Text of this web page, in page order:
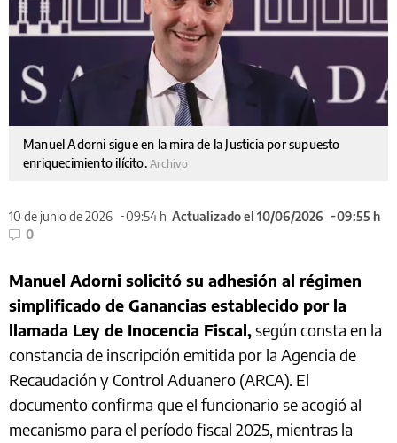
Manuel Adorni sigue en la mira de la Justicia por supuesto
enriquecimiento ilícito. Archivo
10 de junio de 2026 09:54 h Actualizado el 10/06/2026
09:55 h
0
Manuel Adorni solicitó su adhesión al régimen
simplificado de Ganancias establecido por la
llamada Ley de Inocencia Fiscal,según consta en la
constancia de inscripción emitida por la Agencia de
Recaudación y Control Aduanero (ARCA). El
documento confirma que el funcionario se acogió al
mecanismo para el período fiscal 2025, mientras la